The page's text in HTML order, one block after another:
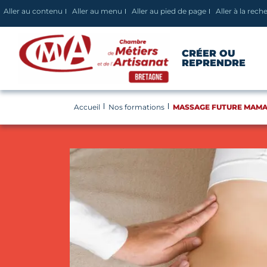
Panneau de gestion des cookies
Aller au contenu Aller au menu Aller au pied de page Aller à la
CRÉER OU
REPRENDRE
Accueil Nos formations MASSAGE FUTURE